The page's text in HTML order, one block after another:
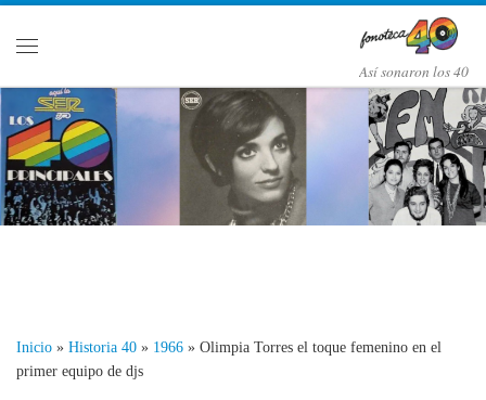
Así­ sonaron los 40
Inicio » Historia 40 » 1966 » Olimpia Torres el toque femenino en el
primer equipo de djs